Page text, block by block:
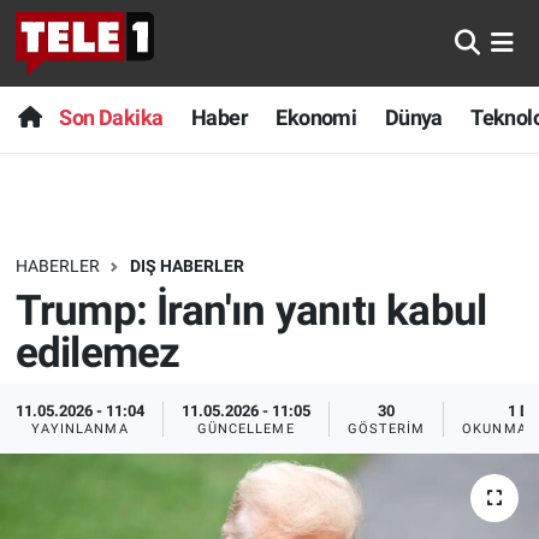
Son Dakika Haber Ekonomi Dünya
HABERLER DIŞ HABERLER
Trump: İran'ın yanıtı kabul
edilemez
11.05.2026 - 11:04
YAYINLANMA
11.05.2026 - 11:05
GÜNCELLEME
30
GÖSTERIM
1 DK
OKUNMA
Anında Manşet
Başka Sohbetler
Bilim turu
Bilim ve Teknoloji Evreni
Doğa Konuşuyor
Dünya
Son Dakika
Haber
Dünya
Teknoloji
Sağlık
Spor
Nöbetçi Eczaneler
Hava Durumu
Trafik Durumu
Süper Lig Puan Durumu ve Fikstür
Tüm Manşetler
Son Dakika Haberleri